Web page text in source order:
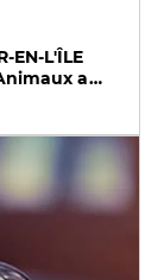
EN-L'ÎLE
Accès handicapés, Animaux acceptés, Parking privé, Piscine, Room service, Salle de fitness